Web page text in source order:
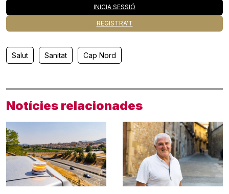
INICIA SESSIÓ
REGISTRA'T
Salut Sanitat Cap Nord
Notícies relacionades